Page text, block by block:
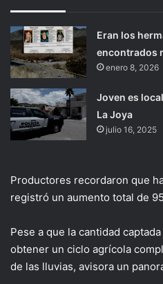
Eran los
encontrados
enero 8, 2026
Joven es
La Joya
julio 16, 2025
Productores recordaron que
registró un aumento total de
Pese a que la cantidad
obtener un ciclo agrícola
de las lluvias, avisora un